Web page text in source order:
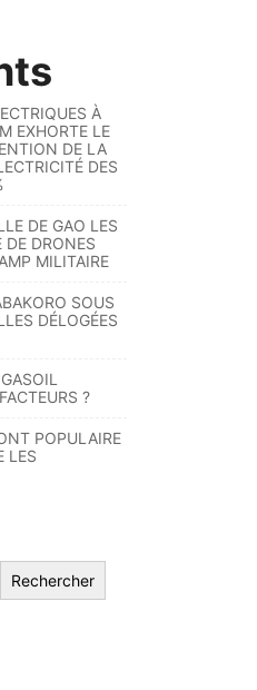
À
EXHORTE LE
DE LA
DES
DE GAO LES
DRONES
MILITAIRE
SOUS
DÉLOGÉES
?
POPULAIRE
LES
Rechercher